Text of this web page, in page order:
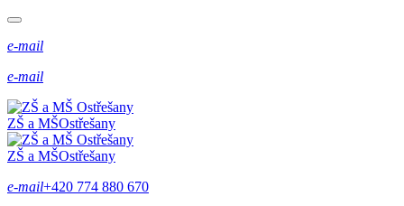
e-mail
e-mail
ZŠ a MŠOstřešany
ZŠ a MŠOstřešany
e-mail+420 774 880 670